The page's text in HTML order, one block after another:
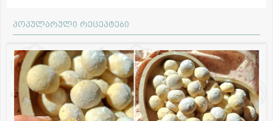
პოპულარული რეცეპტები